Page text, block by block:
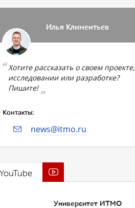
Илья Климентьев
Хотите рассказать о своем проекте,
исследовании или разработке?
Пишите!
Контакты:
news@itmo.ru
Университет ИТМО